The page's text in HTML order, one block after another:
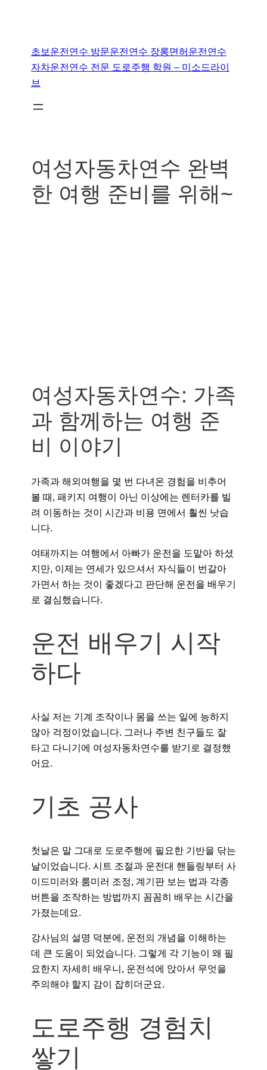
초보운전연수 방문운전연수 장롱면허운전연수
자차운전연수 전문 도로주행 학원 – 미소드라이
브
여성자동차연수 완벽
한 여행 준비를 위해~
여성자동차연수: 가족
과 함께하는 여행 준
비 이야기
가족과 해외여행을 몇 번 다녀온 경험을 비추어
볼 때, 패키지 여행이 아닌 이상에는 렌터카를 빌
려 이동하는 것이 시간과 비용 면에서 훨씬 낫습
니다.
여태까지는 여행에서 아빠가 운전을 도맡아 하셨
지만, 이제는 연세가 있으셔서 자식들이 번갈아
가면서 하는 것이 좋겠다고 판단해 운전을 배우기
로 결심했습니다.
운전 배우기 시작
하다
사실 저는 기계 조작이나 몸을 쓰는 일에 능하지
않아 걱정이었습니다. 그러나 주변 친구들도 잘
타고 다니기에 여성자동차연수를 받기로 결정했
어요.
기초 공사
첫날은 말 그대로 도로주행에 필요한 기반을 닦는
날이었습니다. 시트 조절과 운전대 핸들링부터 사
이드미러와 룸미러 조정, 계기판 보는 법과 각종
버튼을 조작하는 방법까지 꼼꼼히 배우는 시간을
가졌는데요.
강사님의 설명 덕분에, 운전의 개념을 이해하는
데 큰 도움이 되었습니다. 그렇게 각 기능이 왜 필
요한지 자세히 배우니, 운전석에 앉아서 무엇을
주의해야 할지 감이 잡히더군요.
도로주행 경험치
쌓기